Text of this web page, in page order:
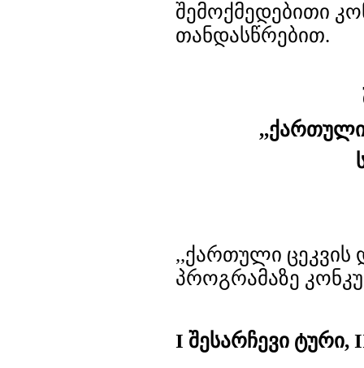
შემოქმედებითი
თანდასწრებით.
,,ქართული
პროგრამაზე
I შესარჩევი ტური,